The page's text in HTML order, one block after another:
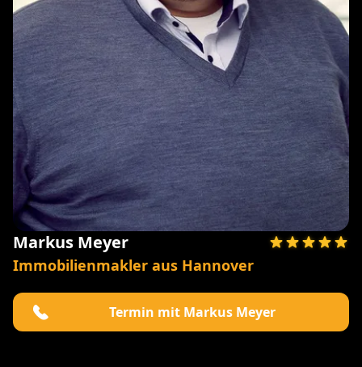
Markus Meyer
Immobilienmakler aus Hannover
Termin mit Markus Meyer